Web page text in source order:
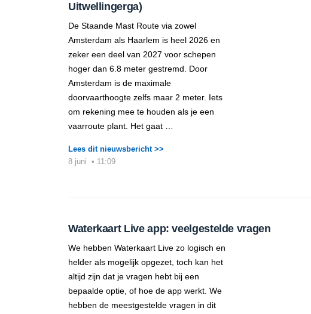
Uitwellingerga)
De Staande Mast Route via zowel
Amsterdam als Haarlem is heel 2026 en
zeker een deel van 2027 voor schepen
hoger dan 6.8 meter gestremd. Door
Amsterdam is de maximale
doorvaarthoogte zelfs maar 2 meter. Iets
om rekening mee te houden als je een
vaarroute plant. Het gaat …
Lees dit nieuwsbericht >>
8 juni • 11:09
Waterkaart Live app: veelgestelde vragen
We hebben Waterkaart Live zo logisch en
helder als mogelijk opgezet, toch kan het
altijd zijn dat je vragen hebt bij een
bepaalde optie, of hoe de app werkt. We
hebben de meestgestelde vragen in dit